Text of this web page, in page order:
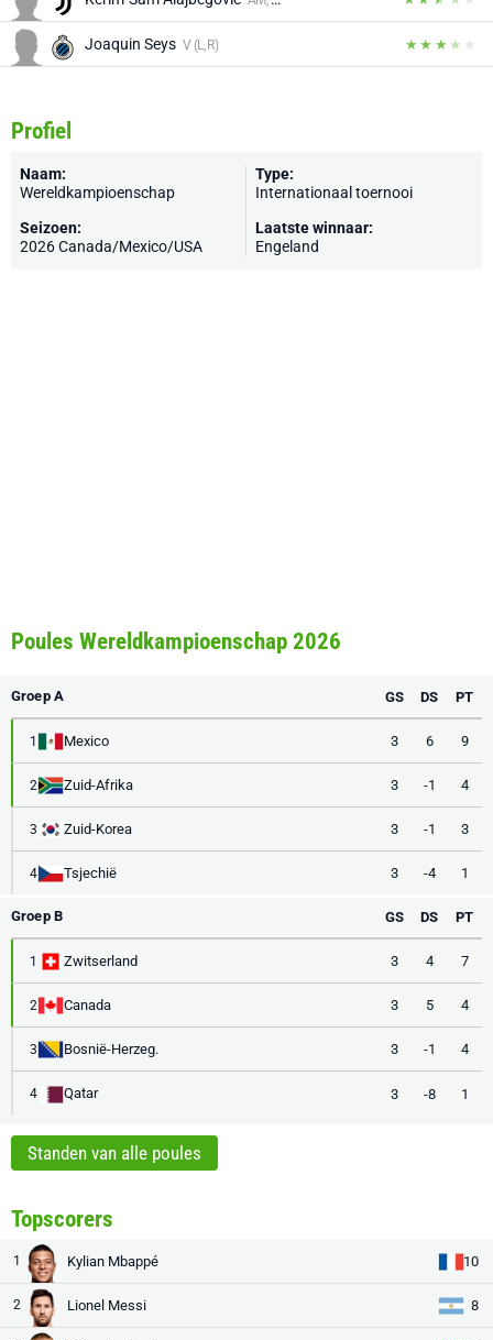
Joaquin Seys V (L, R)
Profiel
Naam:
Wereldkampioenschap
Seizoen:
2026 Canada/Mexico/USA
Type:
Internationaal toernooi
Laatste winnaar:
Engeland
Poules Wereldkampioenschap 2026
Groep A GS DS PT
1 Mexico 3 6 9
2 Zuid-Afrika 3 -1 4
3 Zuid-Korea 3 -1 3
4 Tsjechië 3 -4 1
Groep B GS DS PT
1 Zwitserland 3 4 7
2 Canada 3 5 4
3 Bosnië-Herzeg. 3 -1 4
4 Qatar 3 -8 1
Standen van alle poules
Topscorers
1 Kylian Mbappé 10
2 Lionel Messi 8